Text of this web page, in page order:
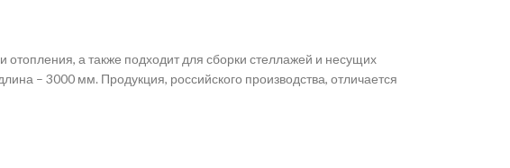
а также подходит для сборки стеллажей и несущих
– 3000 мм. Продукция, российского производства, отличается